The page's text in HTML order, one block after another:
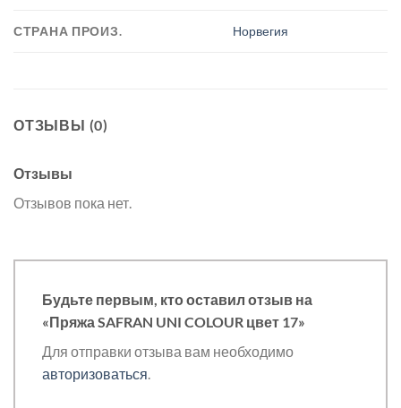
СТРАНА ПРОИЗ. Норвегия
ОТЗЫВЫ (0)
Отзывы
Отзывов пока нет.
Будьте первым, кто оставил отзыв на
«Пряжа SAFRAN UNI COLOUR цвет 17»
Для отправки отзыва вам необходимо
авторизоваться